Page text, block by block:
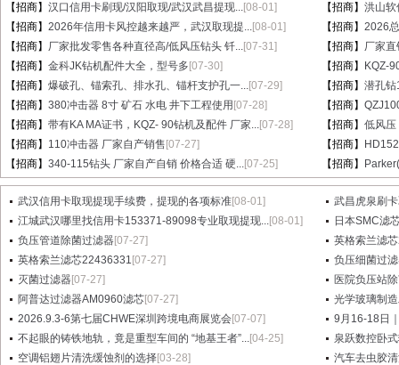
【招商】 汉口信用卡刷现/汉阳取现/武汉武昌提现...[08-01] 【招商】 洪山
【招商】 2026年信用卡风控越来越严，武汉取现提...[08-01] 【招商】 2026
【招商】 厂家批发零售各种直径高/低风压钻头 钎...[07-31] 【招商】 厂家
【招商】 金科JK钻机配件大全，型号多 [07-30] 【招商】
KQZ-
【招商】 爆破孔、锚索孔、排水孔、锚杆支护孔一...[07-29] 【招商】 潜孔钻
【招商】 380冲击器 8寸 矿石 水电 井下工程使用 [07-28] 【招商】
【招商】 带有KA MA证书，KQZ- 90钻机及配件 厂家...[07-28] 【招商】 低风压
【招商】 110冲击器 厂家自产销售 [07-27] 【招商】
【招商】 340-115钻头 厂家自产自销 价格合适 硬...[07-25] 【招商】
武汉信用卡取现提现手续费，提现的各项标准[08-01]
武昌虎泉刷
江城武汉哪里找信用卡153371-89098专业取现提现...[08-01]
日本SMC滤
负压管道除菌过滤器[07-27]
英格索兰滤
英格索兰滤芯22436331 [07-27]
负压细菌过
灭菌过滤器[07-27]
医院负压站
阿普达过滤器AM0960滤芯[07-27]
光学玻璃制
2026.9.3-6第七届CHWE深圳跨境电商展览会[07-07]
9月16-18日
不起眼的铸铁地轨，竟是重型车间的 “地基王者”...[04-25]
泉跃数控卧
空调铝翅片清洗缓蚀剂的选择[03-28]
汽车去虫胶